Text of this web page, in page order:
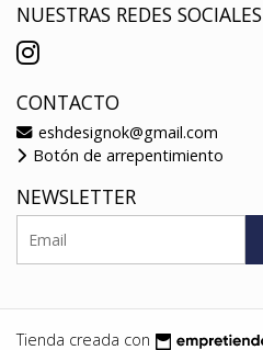
NUESTRAS REDES SOCIALES
CONTACTO
eshdesignok@gmail.com
Botón de arrepentimiento
NEWSLETTER
Tienda creada con